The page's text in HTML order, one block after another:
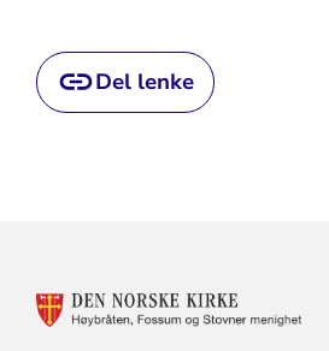
Del lenke
FOR